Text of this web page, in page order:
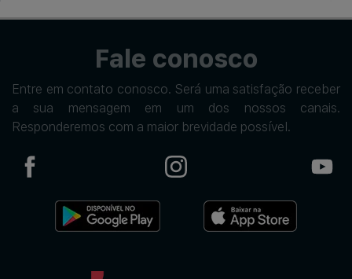
Fale conosco
Entre em contato conosco. Será uma satisfação receber
a sua mensagem em um dos nossos canais.
Responderemos com a maior brevidade possível.